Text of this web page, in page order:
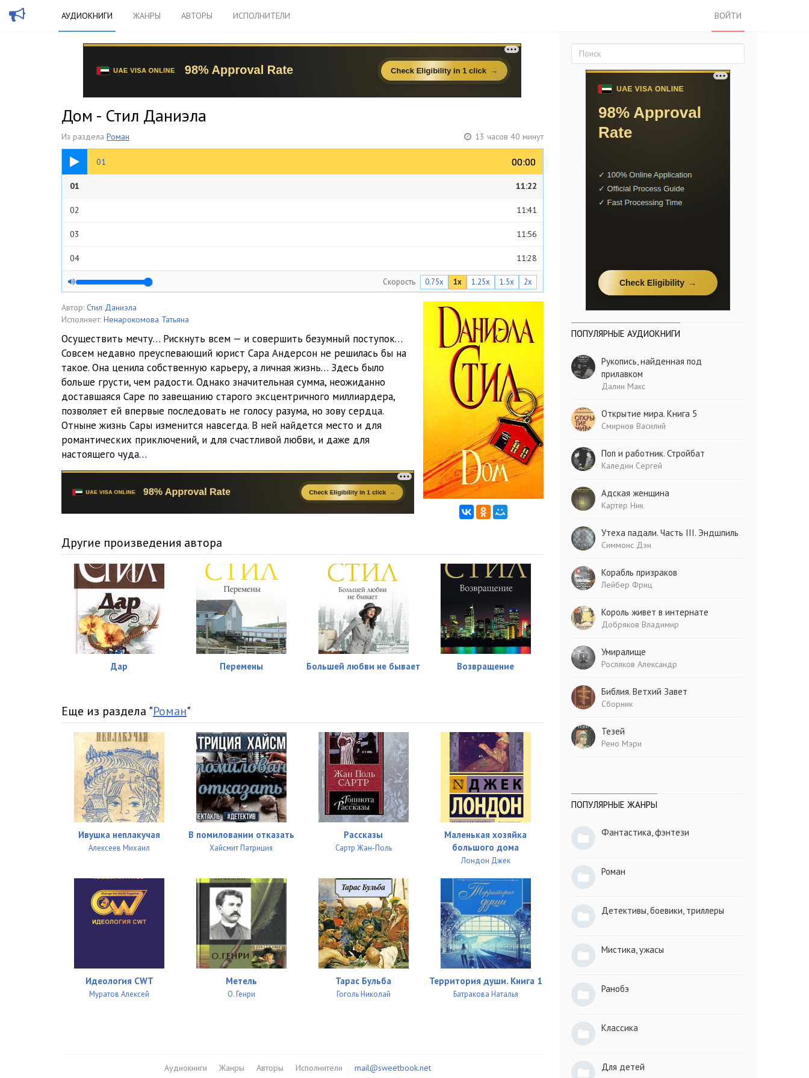
АУДИОКНИГИ ЖАНРЫ АВТОРЫ ИСПОЛНИТЕЛИ ВОЙТИ
Дом - Стил Даниэла
Из раздела Роман 13 часов 40 минут
01 00:00
00:00
11:22
01 11:22
02 11:41
03 11:56
04 11:28
05 10:30
06
11:21
08
09 10:14
10 11:42
11 12:40
12 12:37
13 13:46
14 11:31
16
17 10:24
19 11:11
20 09:22
23
13:17
12:14
26 14:49
27 14:49
28 12:30
10:17
14:04
14:55
08:26
10:15
Скорость 0.75x 1x 1.25x 1.5x 2x
Автор: Стил Даниэла
Исполняет: Ненарокомова Татьяна
Осуществить мечту… Рискнуть всем — и совершить безумный поступок…
Совсем недавно преуспевающий юрист Сара Андерсон не решилась бы на
такое. Она ценила собственную карьеру, а личная жизнь… Здесь было
больше грусти, чем радости. Однако значительная сумма, неожиданно
доставшаяся Саре по завещанию старого эксцентричного миллиардера,
позволяет ей впервые последовать не голосу разума, но зову сердца.
Отныне жизнь Сары изменится навсегда. В ней найдется место и для
романтических приключений, и для счастливой любви, и даже для
настоящего чуда…
Другие произведения автора
Дар Перемены Большей любви не бывает Возвращение
Еще из раздела "Роман"
Ивушка неплакучая
Алексеев Михаил
В помиловании отказать
Хайсмит Патриция
Рассказы
Сартр Жан-Поль
Маленькая хозяйка
большого дома
Лондон Джек
Идеология CWT
Муратов Алексей
Метель
О. Генри
Тарас Бульба
Гоголь Николай
Территория души. Книга 1
Батракова Наталья
Аудиокниги Жанры Авторы Исполнители mail@sweetbook.net
ПОПУЛЯРНЫЕ АУДИОКНИГИ
Рукопись, найденная под
прилавком
Далин Макс
Открытие мира. Книга 5
Смирнов Василий
Поп и работник. Стройбат
Каледин Сергей
Адская женщина
Картер Ник
Утеха падали. Часть III. Эндшпиль
Симмонс Дэн
Корабль призраков
Лейбер Фриц
Король живет в интернате
Добряков Владимир
Умиралище
Росляков Александр
Библия. Ветхий Завет
Сборник
Тезей
Рено Мэри
ПОПУЛЯРНЫЕ ЖАНРЫ
Фантастика, фэнтези
Роман
Детективы, боевики, триллеры
Мистика, ужасы
Ранобэ
Классика
Для детей